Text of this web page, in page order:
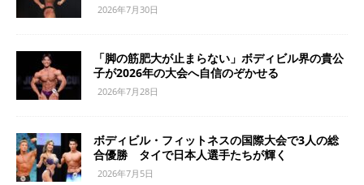
2026年7月30日
「脚の筋肥大が止まらない」ボディビル界の貴公
子が2026年の大会へ自信のぞかせる
2026年7月28日
ボディビル・フィットネスの国際大会で3人の総
合優勝 タイで日本人選手たちが輝く
2026年7月5日